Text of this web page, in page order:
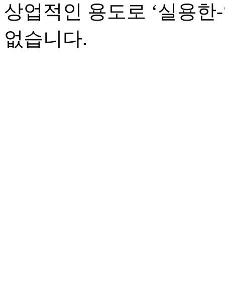
상업적인 용도로 ‘실용
없습니다.